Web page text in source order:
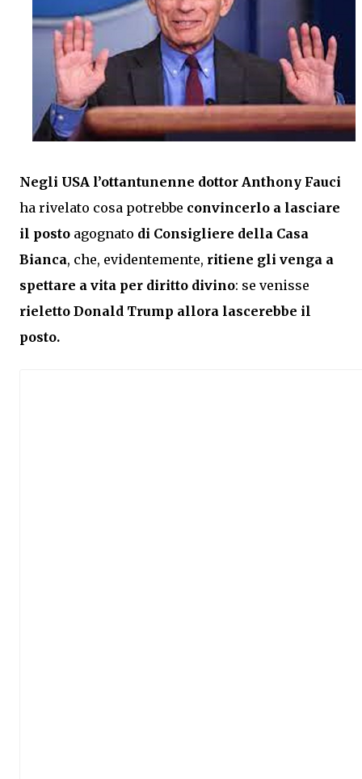
Negli USA l’ottantunenne dottor Anthony Fauci
ha rivelato cosa potrebbe convincerlo a lasciare
il posto agognato di Consigliere della Casa
Bianca, che, evidentemente, ritiene gli venga a
spettare a vita per diritto divino: se venisse
rieletto Donald Trump allora lascerebbe il
posto.